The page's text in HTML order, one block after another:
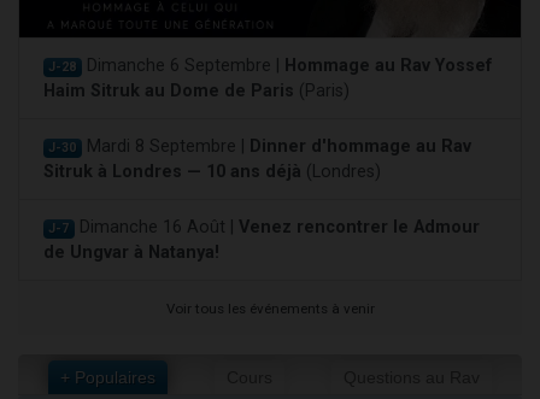
J-28 Dimanche 6 Septembre |
Hommage au Rav Yossef
Haim Sitruk au Dome de Paris (Paris)
J-30 Mardi 8 Septembre |
Dinner d'hommage au Rav
Sitruk à Londres — 10 ans déjà (Londres)
J-7 Dimanche 16 Août | Venez rencontrer le Admour
de Ungvar à Natanya!
Voir tous les événements à venir
+ Populaires